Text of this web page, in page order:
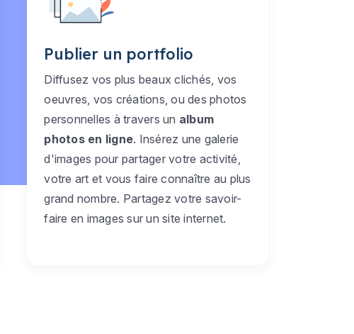
Publier un portfolio
Diffusez vos plus beaux clichés, vos
oeuvres, vos créations, ou des photos
personnelles à travers un album
photos en ligne. Insérez une galerie
d'images pour partager votre activité,
votre art et vous faire connaître au plus
grand nombre. Partagez votre savoir-
faire en images sur un site internet.